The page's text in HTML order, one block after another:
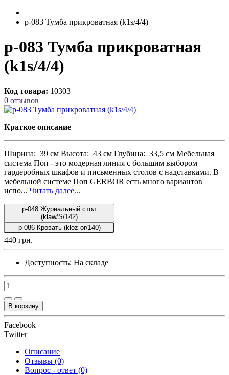
p-083 Тумба прикроватная (k1s/4/4)
p-083 Тумба прикроватная
(k1s/4/4)
Код товара: 10303
0 отзывов
Краткое описание
Ширина: 39 см Высота: 43 см Глубина: 33,5 см Мебельная
система Поп - это модерная линия с большим выбором
гардеробных шкафов и письменных столов с надставками. В
мебельной системе Поп GERBOR есть много вариантов
испо... Читать далее...
p-048 Журнальный стол
(klaw/S/142)
p-086 Кровать (kloz-or/140)
440 грн.
Доступность: На складе
В корзину
Facebook
Twitter
Описание
Отзывы (0)
Вопрос - ответ (0)